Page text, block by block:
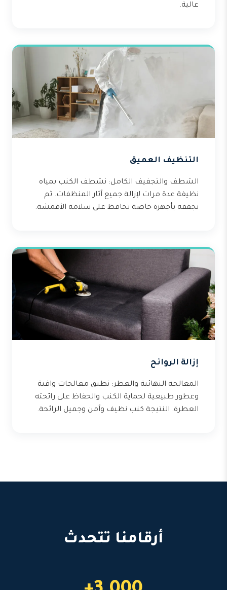
عالية.
التنظيف العميق
الشطف والتجفيف الكامل: نشطف الكنب بمياه
نظيفة عدة مرات لإزالة جميع آثار المنظفات. ثم
نجففه بأجهزة خاصة تحافظ على سلامة الأقمشة.
إزالة الروائح
المعالجة النهائية والعطر: نطبق معالجات واقية
وعطور طبيعية لحماية الكنب والحفاظ على رائحته
العطرة. النتيجة كنب نظيف وآمن وجميل الرائحة.
أرقامنا تتحدث